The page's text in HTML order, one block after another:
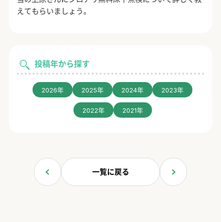
投稿年から探す
2026年 2025年 2024年 2023年
2022年 2021年
えてもらいましょう。
一覧に戻る